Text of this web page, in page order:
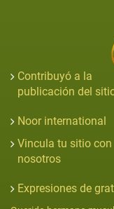
Contribuyó a la
publicación del
Noor international
Vincula tu sitio con
nosotros
Expresiones de